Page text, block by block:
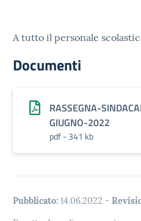
A tutto il personale
Documenti
RASSEGNA-
GIUGNO-2022
pdf - 341 kb
Pubblicato: 14.06.2022 -